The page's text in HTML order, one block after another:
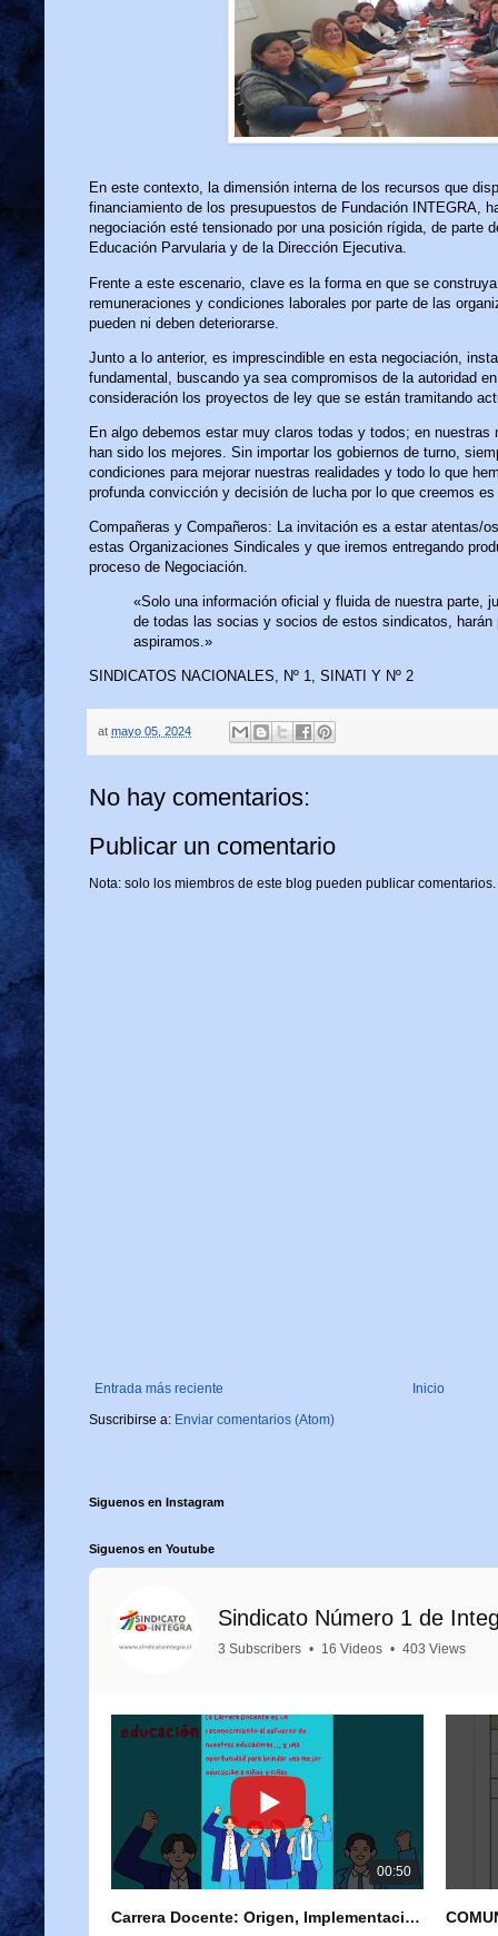
En este contexto, la dimensión interna de los recursos que
financiamiento de los presupuestos de Fundación INTEGRA,
negociación esté tensionado por una posición rígida, de parte
Educación Parvularia y de la Dirección Ejecutiva.
Frente a este escenario, clave es la forma en que se
remuneraciones y condiciones laborales por parte de las
pueden ni deben deteriorarse.
Junto a lo anterior, es imprescindible en esta negociación,
fundamental, buscando ya sea compromisos de la autoridad
consideración los proyectos de ley que se están tramitando
En algo debemos estar muy claros todas y todos; en
han sido los mejores. Sin importar los gobiernos de turno,
condiciones para mejorar nuestras realidades y todo lo que
profunda convicción y decisión de lucha por lo que creemos
Compañeras y Compañeros: La invitación es a estar atentas/
estas Organizaciones Sindicales y que iremos entregando
proceso de Negociación.
«Solo una información oficial y fluida de nuestra parte,
de todas las socias y socios de estos sindicatos,
aspiramos.»
SINDICATOS NACIONALES, Nº 1, SINATI Y Nº 2
at mayo 05, 2024
No hay comentarios:
Publicar un comentario
Nota: solo los miembros de este blog pueden publicar comentarios.
Entrada más reciente
Inicio
Suscribirse a: Enviar comentarios (Atom)
Siguenos en Instagram
Siguenos en Youtube
Sindicato Número 1 de
3 Subscribers • 16 Videos • 403 Views
00:50
Carrera Docente: Origen, Implementación y Próximos Pasos